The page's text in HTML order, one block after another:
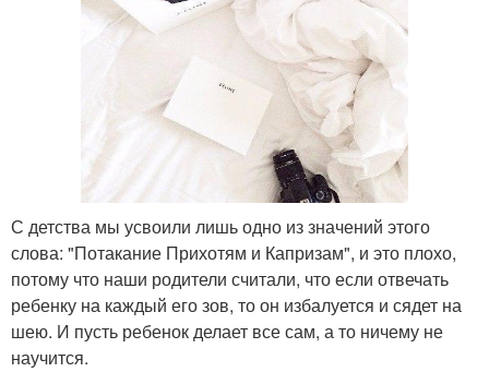
С детства мы усвоили лишь одно из значений этого
слова: "Потакание Прихотям и Капризам", и это плохо,
потому что наши родители считали, что если отвечать
ребенку на каждый его зов, то он избалуется и сядет на
шею. И пусть ребенок делает все сам, а то ничему не
научится.